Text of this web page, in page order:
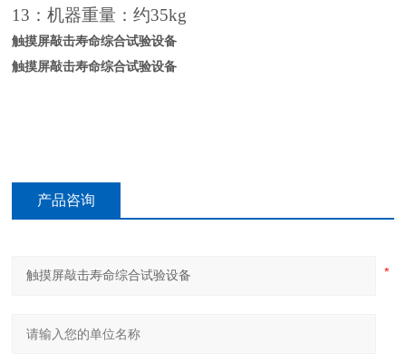
13：机器重量：约35kg
触摸屏敲击寿命综合试验设备
触摸屏敲击寿命综合试验设备
产品咨询